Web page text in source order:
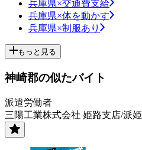
兵庫県×交通費支給
兵庫県×体を動かす
兵庫県×制服あり
もっと見る
神崎郡の似たバイト
派遣労働者
三陽工業株式会社 姫路支店/派姫